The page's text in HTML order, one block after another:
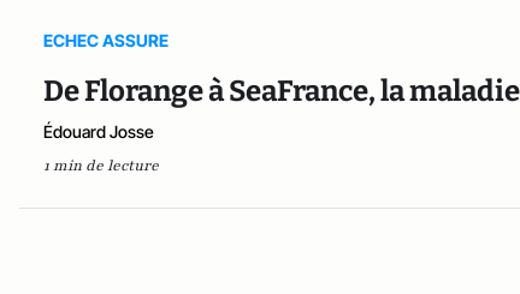
ECHEC ASSURE
De Florange à SeaFrance, la
Édouard Josse
1 min de lecture